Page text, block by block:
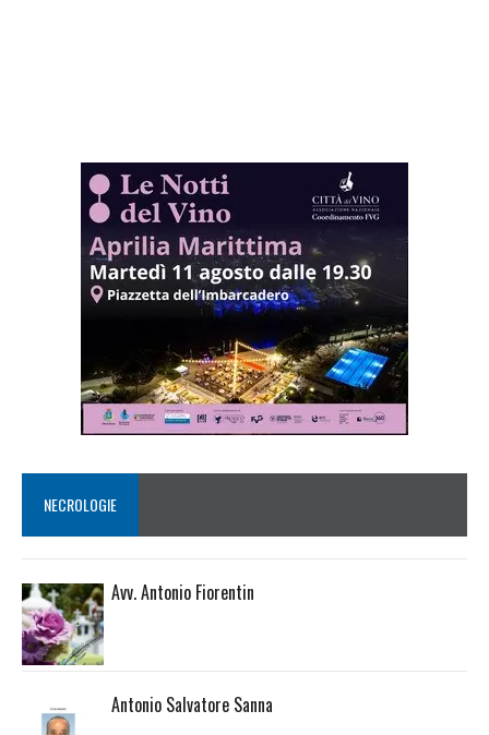
NECROLOGIE
Avv. Antonio Fiorentin
Antonio Salvatore Sanna